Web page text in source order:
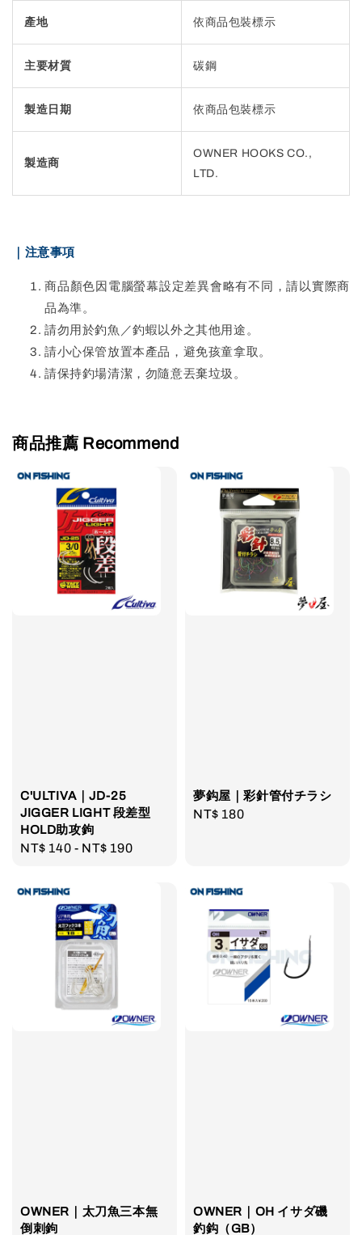
產地 依商品包裝標示
主要材質 碳鋼
製造日期 依商品包裝標示
製造商
OWNER HOOKS CO.,
LTD.
｜注意事項
商品顏色因電腦螢幕設定差異會略有不同，請以實際商
品為準。
請勿用於釣魚／釣蝦以外之其他用途。
請小心保管放置本產品，避免孩童拿取。
請保持釣場清潔，勿隨意丟棄垃圾。
商品推薦 Recommend
C'ULTIVA｜JD-25
JIGGER LIGHT 段差型
HOLD助攻鉤
Regular
NT$ 140 - NT$ 190
夢鈎屋｜彩針管付チラシ
Regular
NT$ 180
OWNER｜太刀魚三本無
倒刺鉤
OWNER｜OH イサダ磯
釣鈎（GB）